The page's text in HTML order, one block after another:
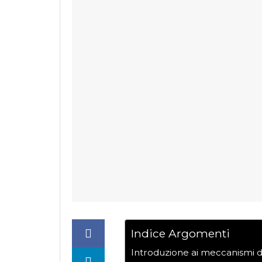
Indice Argomenti
Introduzione ai meccanismi